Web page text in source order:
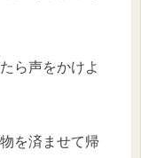
ら声をかけよ
を済ませて帰